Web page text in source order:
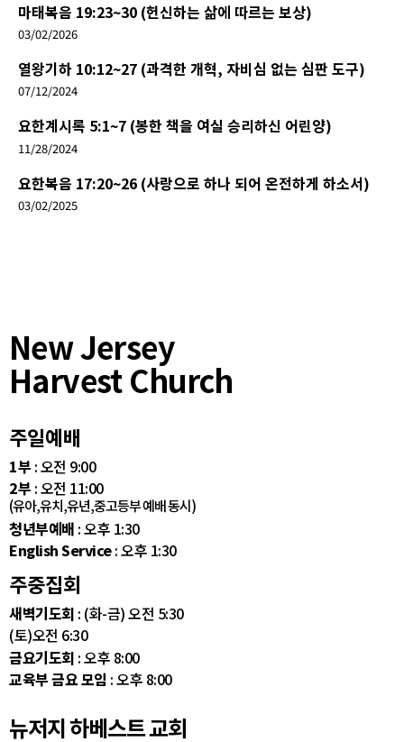
마태복음 19:23~30 (헌신하는 삶에 따르는 보상)
03/02/2026
열왕기하 10:12~27 (과격한 개혁, 자비심 없는 심판 도구)
07/12/2024
요한계시록 5:1~7 (봉한 책을 여실 승리하신 어린양)
11/28/2024
요한복음 17:20~26 (사랑으로 하나 되어 온전하게 하소서)
03/02/2025
New Jersey
Harvest Church
주일예배
1부 : 오전 9:00
2부 : 오전 11:00
(유아,유치,유년,중고등부 예배 동시)
청년부예배 : 오후 1:30
English Service: 오후 1:30
주중집회
새벽기도회 : (화-금) 오전 5:30
(토)오전 6:30
금요기도회 : 오후 8:00
교육부 금요 모임 : 오후 8:00
뉴저지 하베스트 교회